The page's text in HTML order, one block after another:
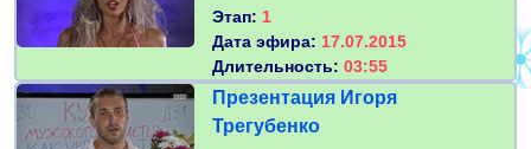
Этап: 1
Дата эфира: 17.07.2015
Длительность: 03:55
Презентация Игоря
Трегубенко